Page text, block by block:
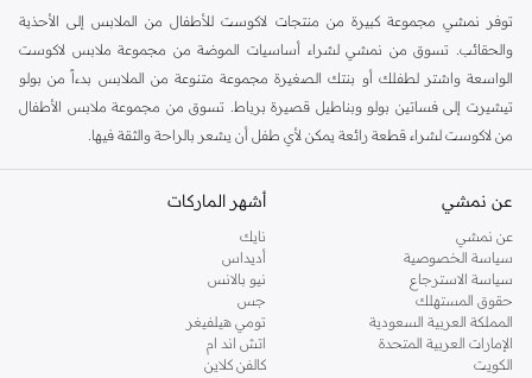
توفر نمشي مجموعة كبيرة من منتجات لاكوست للأطفال من الملابس إلى الأحذية
والحقائب. تسوق من نمشي لشراء أساسيات الموضة من مجموعة ملابس لاكوست
الواسعة واشتر لطفلك أو بنتك الصغيرة مجموعة متنوعة من الملابس بدءاً من بولو
تيشيرت إلى فساتين بولو وبناطيل قصيرة برباط. تسوق من مجموعة ملابس الأطفال
من لاكوست لشراء قطعة رائعة يمكن لأي طفل أن يشعر بالراحة والثقة فيها.
أكملي ملابس طفلك بزوج من أحذية الأطفال المريحة من لاكوست. تمنحكلاكوست
زوجًا مثاليًا من الأحذية التي يمكن أن توفر لطفلك الدفعة المثالية والراحة للحفاظ على
نشاط طفلك طوال اليوم. تسوق من مجموعة واسعة من أحذية الأطفال التي تقدمها
لاكوست - بدءاً من أحذية جمب سيرف سهل الارتداء وأحذية السنيكرز إلى شباشب
الأطفال المزينة بالشعار والمتوفرة بألوان متنوعة وكلها متوفرة في متجر نمشي أونلاين.
جهزي طفلك بالكامل للمدرسة أو لمواعيد اللعب مع أي قطع رائعة من مجموعة نمشي
الواسعة من حقائب الظهر للأطفال من لاكوست. بدءاً من حقائب الظهر البسيطة إلى
عن نمشي
عن نمشي
سياسة الخصوصية
سياسة الاسترجاع
حقوق المستهلك
المملكة العربية السعودية
الإمارات العربية المتحدة
الكويت
أشهر الماركات
نايك
أديداس
نيو بالانس
جس
تومي هيلفيغر
اتش اند ام
كالفن كلاين